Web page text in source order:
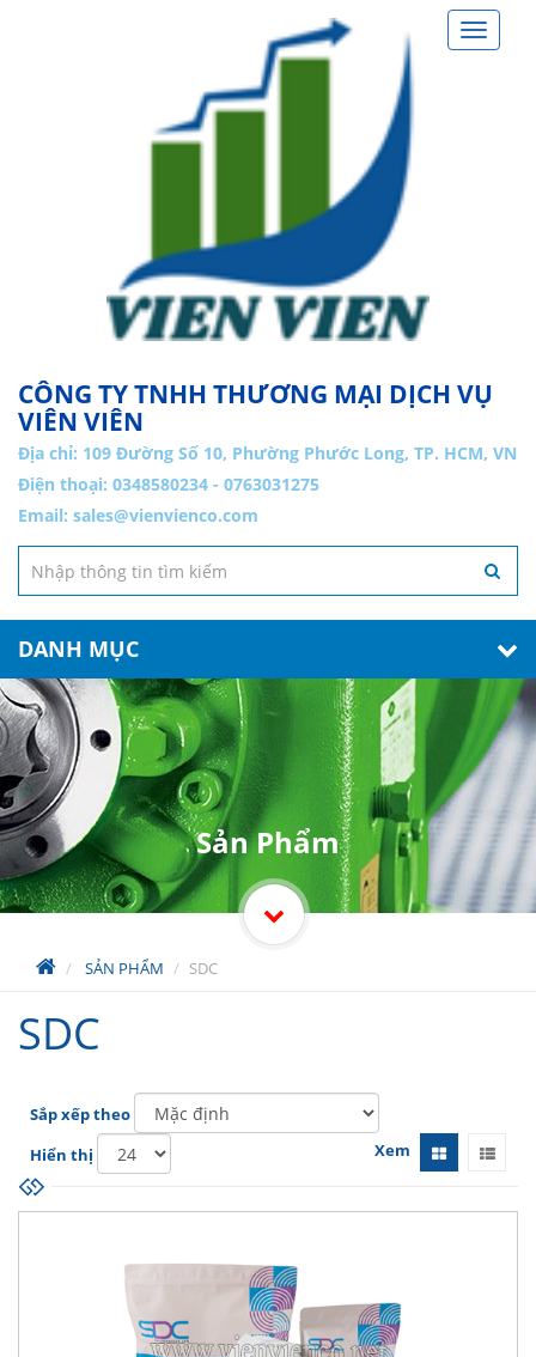
Toggle
CÔNG TY TNHH THƯƠNG MẠI DỊCH VỤ
VIÊN VIÊN
Địa chỉ: 109 Đường Số 10, Phường Phước Long, TP. HCM, VN
Điện thoại: 0348580234 - 0763031275
Email: sales@vienvienco.com
DANH MỤC
SẢN PHẨM SDC
Sản Phẩm
SDC
Sắp xếp theo
Hiển thị
Xem